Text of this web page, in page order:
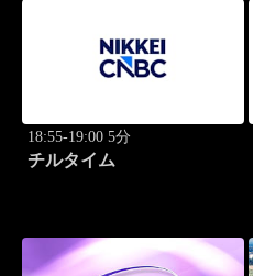
18:55-19:00 5分
チルタイム